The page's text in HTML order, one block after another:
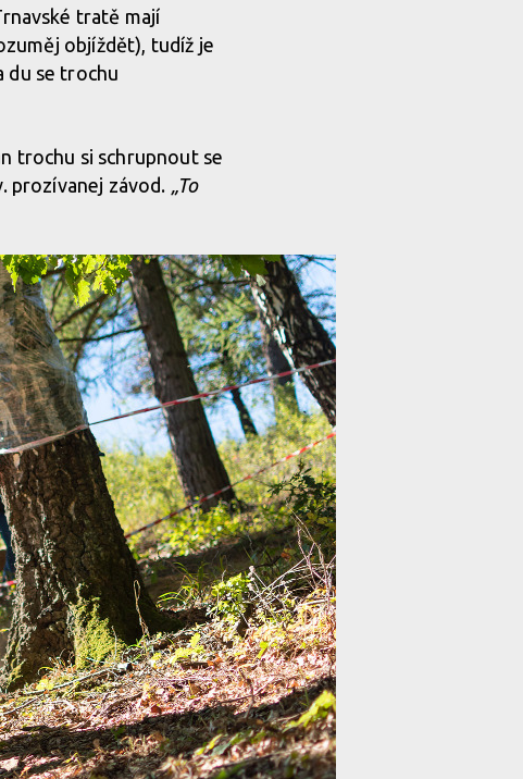
tratě mají
objíždět), tudíž je
du se trochu
trochu si schrupnout se
prozívanej závod. „To